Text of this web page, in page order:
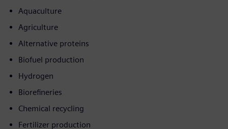
Aquaculture
Agriculture
Alternative proteins
Biofuel production
Hydrogen
Biorefineries
Chemical recycling
Fertilizer production